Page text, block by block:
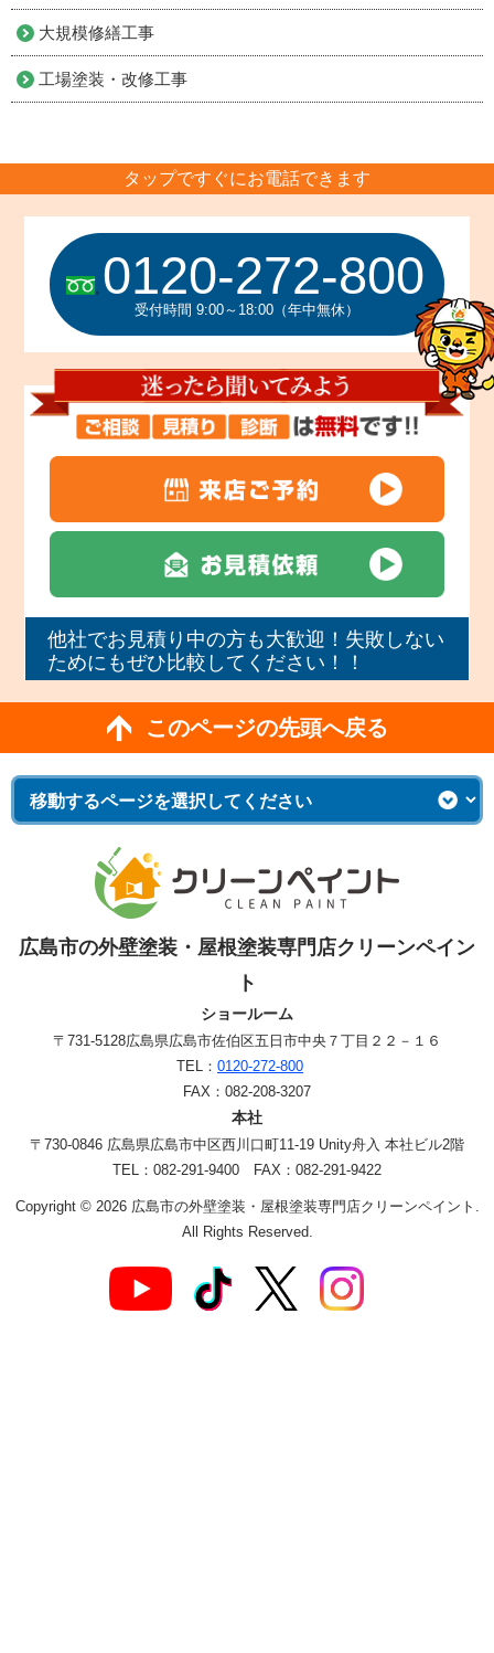
大規模修繕工事
工場塗装・改修工事
タップですぐにお電話できます
0120-272-800
受付時間 9:00～18:00（年中無休）
他社でお見積り中の方も大歓迎！失敗しない
ためにもぜひ比較してください！！
このページの先頭へ戻る
広島市の外壁塗装・屋根塗装専門店クリーンペイン
ト
ショールーム
〒731-5128広島県広島市佐伯区五日市中央７丁目２２－１６
TEL： 0120-272-800
FAX：082-208-3207
本社
〒730-0846 広島県広島市中区西川口町11-19 Unity舟入 本社ビル2階
TEL：082-291-9400 FAX：082-291-9422
Copyright © 2026 広島市の外壁塗装・屋根塗装専門店クリーンペイント.
All Rights Reserved.